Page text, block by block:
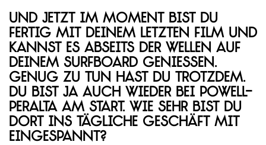
Und jetzt im Moment bist du
fertig mit deinem letzten Film und
kannst es abseits der Wellen auf
deinem Surfboard genießen.
Genug zu tun hast du trotzdem.
Du bist ja auch wieder bei Powell-
Peralta am Start. Wie sehr bist du
dort ins tägliche Geschäft mit
eingespannt?